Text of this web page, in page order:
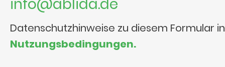
info@ablida.de
Datenschutzhinweise zu diesem Formular
Nutzungsbedingungen.